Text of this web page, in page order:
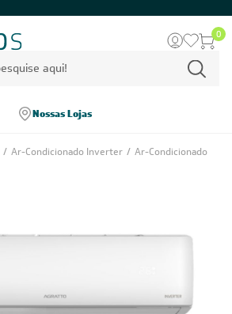
0
Nossas Lojas
/ Ar-Condicionado Inverter / Ar-Condicionado